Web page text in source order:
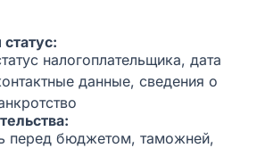
налогоплательщика, дата
данные, сведения о
перед бюджетом, таможней,